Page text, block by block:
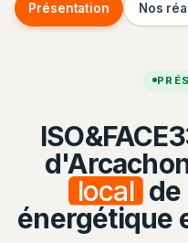
Présentation Nos
local de
énergétique